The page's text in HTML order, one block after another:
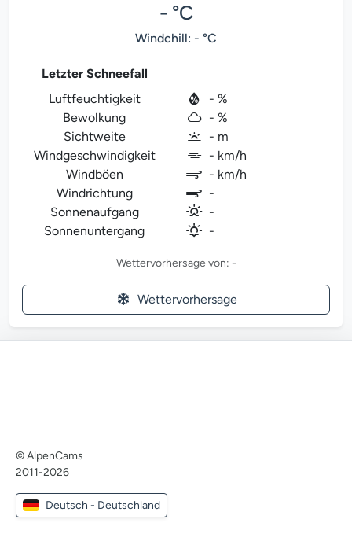
- °C
Windchill: - °C
Letzter Schneefall
Luftfeuchtigkeit
- %
Bewolkung
- %
Sichtweite
- m
Windgeschwindigkeit
- km/h
Windböen
- km/h
Windrichtung
-
Sonnenaufgang
-
Sonnenuntergang
-
Wettervorhersage von: -
Wettervorhersage
© AlpenCams
2011-2026
Deutsch - Deutschland